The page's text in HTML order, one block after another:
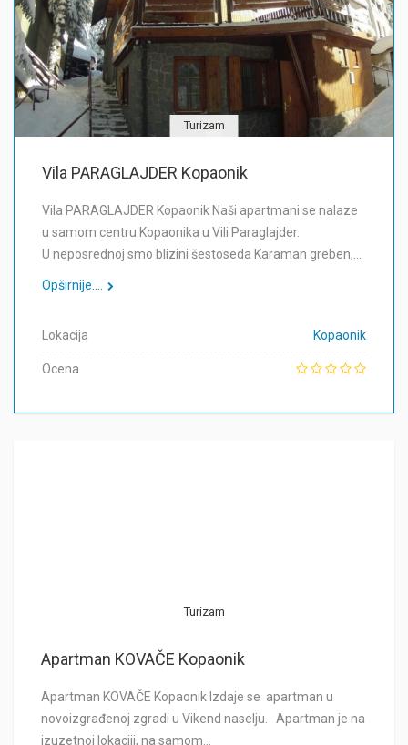
Turizam
Vila PARAGLAJDER Kopaonik
Vila PARAGLAJDER Kopaonik Naši apartmani se nalaze
u samom centru Kopaonika u Vili Paraglajder.
U neposrednoj smo blizini šestoseda Karaman greben,…
Opširnije....
Lokacija Kopaonik
Ocena
Turizam
Apartman KOVAČE Kopaonik
Apartman KOVAČE Kopaonik Izdaje se apartman u
novoizgrađenoj zgradi u Vikend naselju. Apartman je na
izuzetnoj lokaciji, na samom…